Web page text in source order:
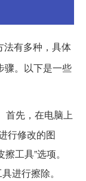
法有多种，具体
骤。以下是一些
首先，在电脑上
行修改的图
工具”选项。
进行擦除。